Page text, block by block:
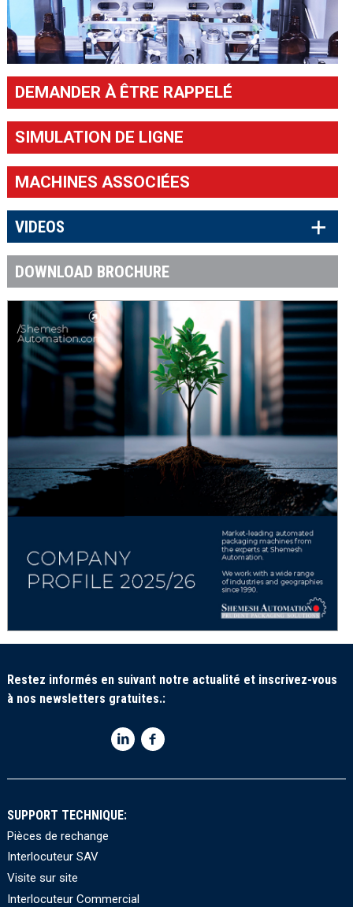
DEMANDER À ÊTRE RAPPELÉ
SIMULATION DE LIGNE
MACHINES ASSOCIÉES
VIDEOS ×
DOWNLOAD BROCHURE
Restez informés en suivant notre actualité et inscrivez-vous
à nos newsletters gratuites.:
SUPPORT TECHNIQUE:
Pièces de rechange
Interlocuteur SAV
Visite sur site
Interlocuteur Commercial